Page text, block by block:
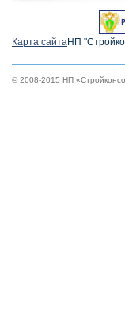
Карта сайтаНП
© 2008-2015 НП